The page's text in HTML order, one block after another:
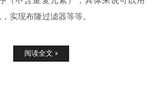
实现布隆过滤器等等。
阅读全文 »